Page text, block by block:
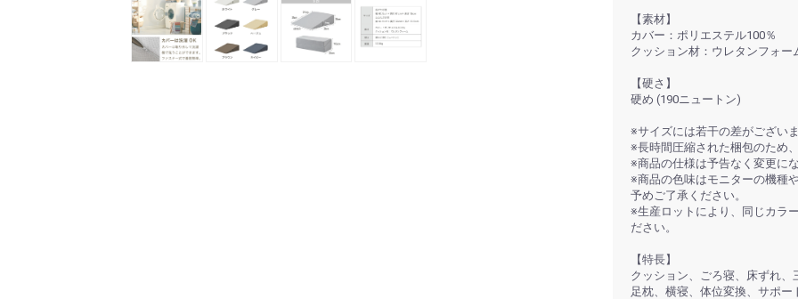
【素材】
カバー：ポリエステル100％
クッション材：ウレタンフォー
【硬さ】
硬め (190ニュートン)
※サイズには若干の差がござい
※長時間圧縮された梱包のため
※商品の仕様は予告なく変更に
※商品の色味はモニターの機種
予めご了承ください。
※生産ロットにより、同じカラ
ださい。
【特長】
クッション、ごろ寝、床ずれ
足枕、横寝、体位変換、サポ